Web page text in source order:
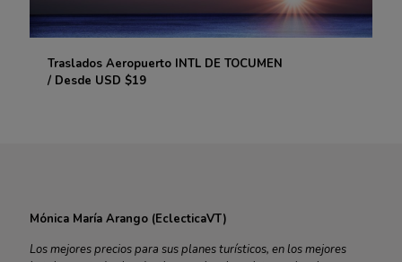
Traslados Aeropuerto INTL DE TOCUMEN
Traslados Aeropuerto INTL DE TOCUMEN
/ Desde USD $19
Mónica María Arango (EclecticaVT)
Los mejores precios para sus planes turísticos, en los mejores